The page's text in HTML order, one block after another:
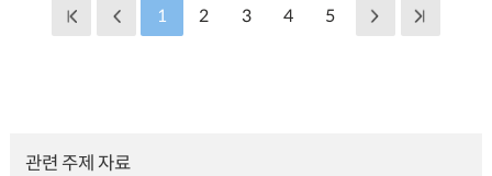
1 2 3 4 5
관련 주제 자료